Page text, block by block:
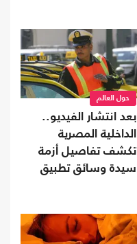
حول العالم
بعد انتشار الفيديو..
الداخلية المصرية
تكشف تفاصيل أزمة
سيدة وسائق تطبيق